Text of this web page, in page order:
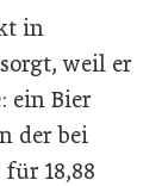
in
weil er
ein Bier
der bei
18,88